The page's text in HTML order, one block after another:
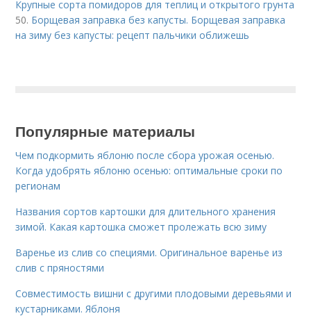
Крупные сорта помидоров для теплиц и открытого грунта
50. Борщевая заправка без капусты. Борщевая заправка
на зиму без капусты: рецепт пальчики оближешь
Популярные материалы
Чем подкормить яблоню после сбора урожая осенью.
Когда удобрять яблоню осенью: оптимальные сроки по
регионам
Названия сортов картошки для длительного хранения
зимой. Какая картошка сможет пролежать всю зиму
Варенье из слив со специями. Оригинальное варенье из
слив с пряностями
Совместимость вишни с другими плодовыми деревьями и
кустарниками. Яблоня